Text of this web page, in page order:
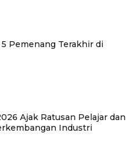
Pemenang Terakhir di
Ajak Ratusan Pelajar dan
Industri